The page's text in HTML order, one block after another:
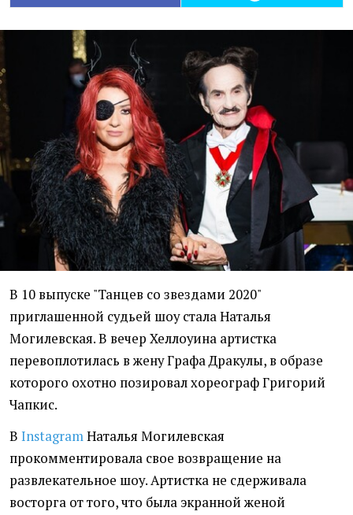
В 10 выпуске "Танцев со звездами 2020"
приглашенной судьей шоу стала Наталья
Могилевская. В вечер Хеллоуина артистка
перевоплотилась в жену Графа Дракулы, в образе
которого охотно позировал хореограф Григорий
Чапкис.
В InstagramНаталья Могилевская
прокомментировала свое возвращение на
развлекательное шоу. Артистка не сдерживала
восторга от того, что была экранной женой